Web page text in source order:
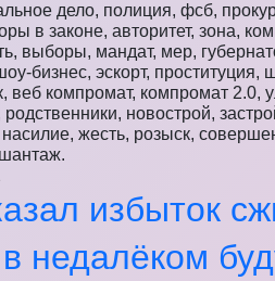
дело, полиция, фсб,
в законе, авторитет, зона,
выборы, мандат, мер,
бизнес, эскорт, проституция,
веб компромат, компромат 2.0,
новострой,
жесть, розыск,
избыток
в недалёком